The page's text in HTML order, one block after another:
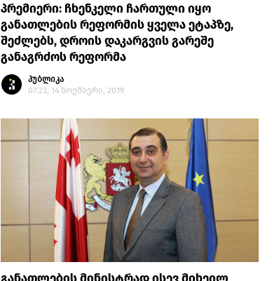
პრემიერი: ჩხენკელი ჩართული იყო
განათლების რეფორმის ყველა ეტაპზე,
შეძლებს, დროის დაკარგვის გარეშე
განაგრძოს რეფორმა
პუბლიკა
07:23, 14 ნოემბერი, 2019